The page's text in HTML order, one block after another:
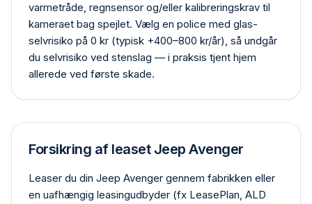
varmetråde, regn­sensor og/eller kalibrerings­krav til
kameraet bag spejlet. Vælg en police med glas­
selvrisiko på 0 kr (typisk +400–800 kr/år), så undgår
du selvrisiko ved stenslag — i praksis tjent hjem
allerede ved første skade.
Forsikring af leaset Jeep Avenger
Leaser du din Jeep Avenger gennem fabrikken eller
en uafhængig leasing­udbyder (fx LeasePlan, ALD